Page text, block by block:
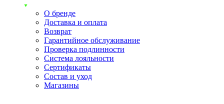
О бренде
Доставка и оплата
Возврат
Гарантийное обслуживание
Проверка подлинности
Система лояльности
Сертификаты
Состав и уход
Магазины